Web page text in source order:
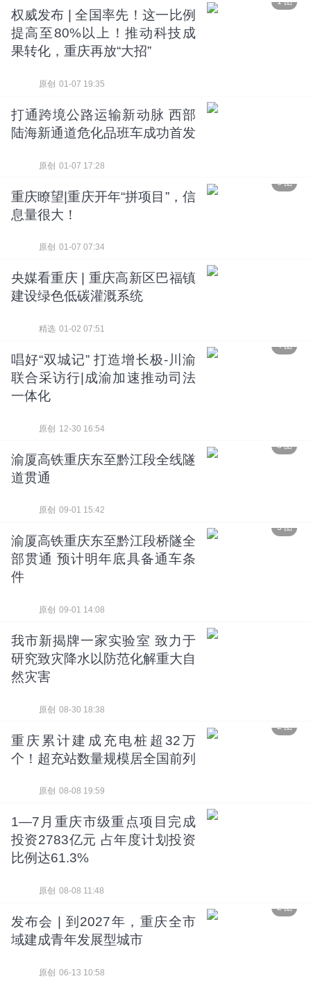
权威发布 | 全国率先！这一比例
提高至80%以上！推动科技成
果转化，重庆再放“大招”
01-07 19:35
原创
打通跨境公路运输新动脉 西部
陆海新通道危化品班车成功首发
01-07 17:28
原创
6 图
重庆瞭望|重庆开年“拼项目”，信
息量很大！
01-07 07:34
原创
央媒看重庆 | 重庆高新区巴福镇
建设绿色低碳灌溉系统
01-02 07:51
精选
4 图
唱好“双城记” 打造增长极-川渝
联合采访行|成渝加速推动司法
一体化
12-30 16:54
原创
3 图
渝厦高铁重庆东至黔江段全线隧
道贯通
09-01 15:42
原创
3 图
渝厦高铁重庆东至黔江段桥隧全
部贯通 预计明年底具备通车条
件
09-01 14:08
原创
我市新揭牌一家实验室 致力于
研究致灾降水以防范化解重大自
然灾害
08-30 18:38
原创
2 图
重庆累计建成充电桩超32万
个！超充站数量规模居全国前列
08-08 19:59
原创
1—7月重庆市级重点项目完成
投资2783亿元 占年度计划投资
比例达61.3%
08-08 11:48
原创
2 图
发布会 | 到2027年，重庆全市
域建成青年发展型城市
06-13 10:58
原创